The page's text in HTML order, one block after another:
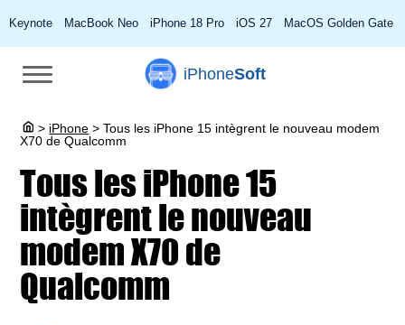
Keynote MacBook Neo iPhone 18 Pro iOS 27 MacOS Golden Gate
iPhoneSoft
> iPhone > Tous les iPhone 15 intègrent le nouveau modem
X70 de Qualcomm
Tous les iPhone 15
intègrent le nouveau
modem X70 de
Qualcomm